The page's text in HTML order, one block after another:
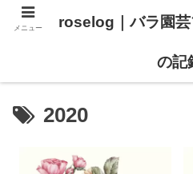
2020
メニュー roselog｜バラ園
の記